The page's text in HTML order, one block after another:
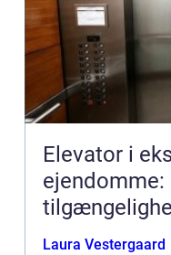
Elevator i
ejendomme:
Laura Vestergaard